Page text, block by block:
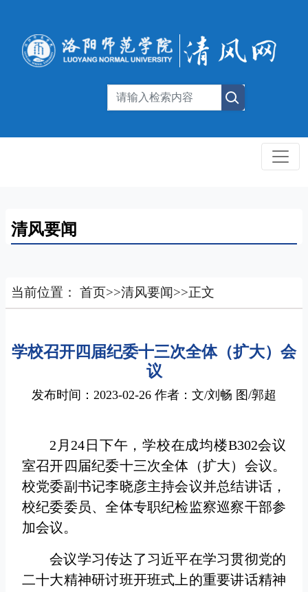
清风要闻
当前位置： 首页>>清风要闻>>正文
学校召开四届纪委十三次全体（扩大）会
议
发布时间：2023-02-26 作者：文/刘畅 图/郭超
2月24日下午，学校在成均楼B302会议
室召开四届纪委十三次全体（扩大）会议。
校党委副书记李晓彦主持会议并总结讲话，
校纪委委员、全体专职纪检监察巡察干部参
加会议。
会议学习传达了习近平在学习贯彻党的
二十大精神研讨班开班式上的重要讲话精神